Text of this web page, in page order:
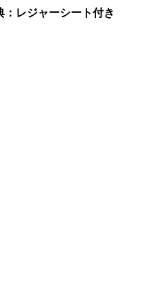
：レジャーシート付き